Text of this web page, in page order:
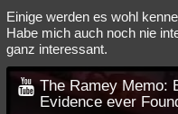
Einige werden es wohl
Habe mich auch noch nie
ganz interessant.
The Ramey Memo:
Evidence ever